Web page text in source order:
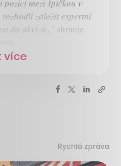
pozici mezi špičkou v
rozhodli založit expertní
do akvizic,“ shrnuje
více
Rychlá zpráva